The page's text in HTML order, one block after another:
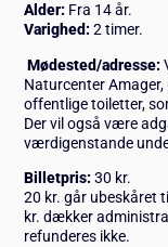
Alder: Fra 14 år.
Varighed: 2 timer.
Mødested/adresse:
Naturcenter
offentlige toiletter,
Der vil også være
værdigenstande
Billetpris: 30 kr.
20 kr. går ubeskåret
kr. dækker
refunderes ikke.